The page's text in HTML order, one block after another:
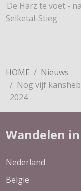
De Harz te voet -
Selketal-Stieg
HOME
Nieuws
Nog vijf
2024
Wandelen in
Nederland
Belgie